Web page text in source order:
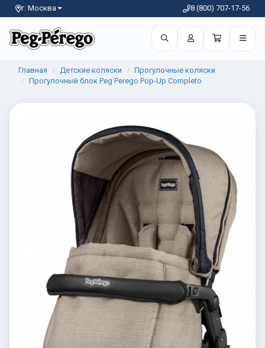
г. Москва 8 (800) 707-17-56
Главная Детские коляски
Прогулочные коляски
Прогулочный блок Peg Perego Pop-Up Completo